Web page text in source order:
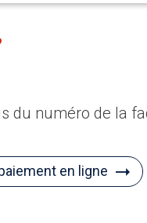
du numéro de la
en ligne